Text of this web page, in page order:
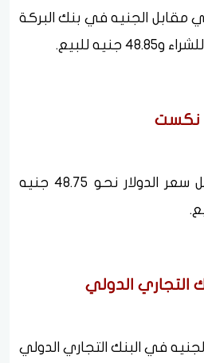
مقابل الجنيه في بنك البركة
نكست
وفي بنك نكست، سجل سعر الدولار نحو 48.75 جنيه
التجاري الدولي
في البنك التجاري الدولي